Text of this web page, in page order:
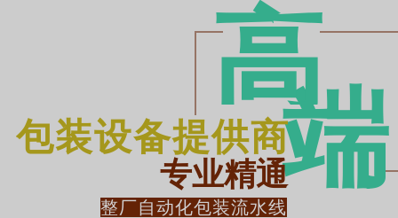
包装设备提供商
高
专业精通端​
整厂自动化包装流水线